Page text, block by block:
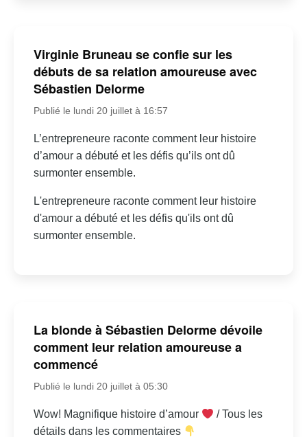
Virginie Bruneau se confie sur les
débuts de sa relation amoureuse avec
Sébastien Delorme
Publié le lundi 20 juillet à 16:57
L’entrepreneure raconte comment leur histoire
d’amour a débuté et les défis qu’ils ont dû
surmonter ensemble.
L'entrepreneure raconte comment leur histoire
d'amour a débuté et les défis qu'ils ont dû
surmonter ensemble.
La blonde à Sébastien Delorme dévoile
comment leur relation amoureuse a
commencé
Publié le lundi 20 juillet à 05:30
Wow! Magnifique histoire d’amour
/ Tous les
détails dans les commentaires